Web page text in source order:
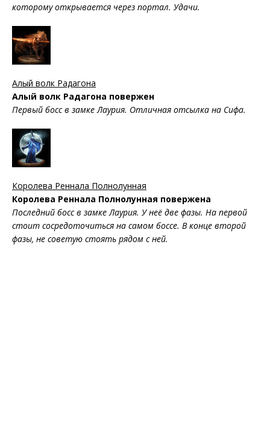
которому открывается через портал. Удачи.
Алый волк Радагона
Алый волк Радагона повержен
Первый босс в замке Лаурия. Отличная отсылка на Сифа.
Королева Реннала Полнолунная
Королева Реннала Полнолунная повержена
Последний босс в замке Лаурия. У неё две фазы. На первой
стоит сосредоточиться на самом боссе. В конце второй
фазы, не советую стоять рядом с ней.